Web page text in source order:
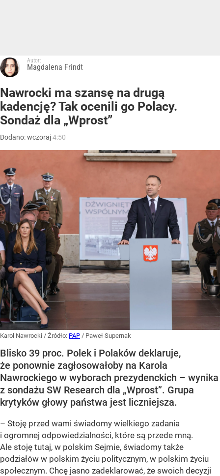
Autor:
Magdalena Frindt
Nawrocki ma szansę na drugą
kadencję? Tak ocenili go Polacy.
Sondaż dla „Wprost”
Dodano:wczoraj4:50
Karol Nawrocki / Źródło: PAP / Paweł Supernak
Blisko 39 proc. Polek i Polaków deklaruje,
że ponownie zagłosowałoby na Karola
Nawrockiego w wyborach prezydenckich – wynika
z sondażu SW Research dla „Wprost”. Grupa
krytyków głowy państwa jest liczniejsza.
– Stoję przed wami świadomy wielkiego zadania
i ogromnej odpowiedzialności, które są przede mną.
Ale stoję tutaj, w polskim Sejmie, świadomy także
podziałów w polskim życiu politycznym, w polskim życiu
społecznym. Chcę jasno zadeklarować, że swoich decyzji